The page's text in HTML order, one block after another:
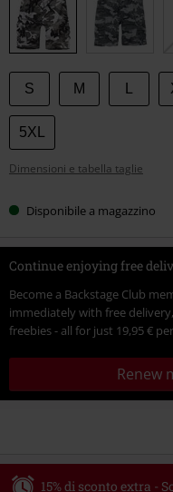
tua
taglia
S M
5XL
Dimensioni e tabella taglie
Disponibile a magazzino
Continue enjoying free
Become a Backstage Club
immediately with free
freebies - all for just 19,95 €
Renew
15% di sconto extra -